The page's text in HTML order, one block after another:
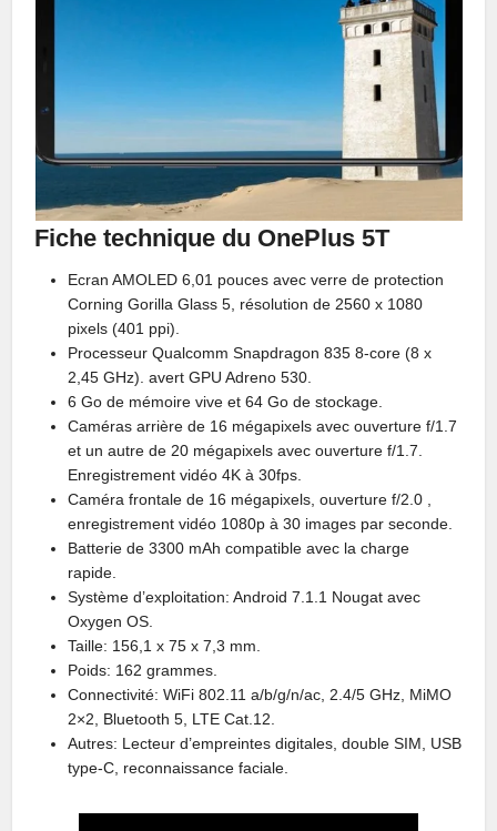
Fiche technique du OnePlus 5T
Ecran AMOLED 6,01 pouces avec verre de protection
Corning Gorilla Glass 5, résolution de 2560 x 1080
pixels (401 ppi).
Processeur Qualcomm Snapdragon 835 8-core (8 x
2,45 GHz). avert GPU Adreno 530.
6 Go de mémoire vive et 64 Go de stockage.
Caméras arrière de 16 mégapixels avec ouverture f/1.7
et un autre de 20 mégapixels avec ouverture f/1.7.
Enregistrement vidéo 4K à 30fps.
Caméra frontale de 16 mégapixels, ouverture f/2.0 ,
enregistrement vidéo 1080p à 30 images par seconde.
Batterie de 3300 mAh compatible avec la charge
rapide.
Système d’exploitation: Android 7.1.1 Nougat avec
Oxygen OS.
Taille: 156,1 x 75 x 7,3 mm.
Poids: 162 grammes.
Connectivité: WiFi 802.11 a/b/g/n/ac, 2.4/5 GHz, MiMO
2×2, Bluetooth 5, LTE Cat.12.
Autres: Lecteur d’empreintes digitales, double SIM, USB
type-C, reconnaissance faciale.